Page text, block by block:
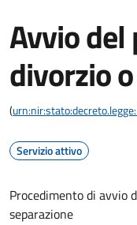
Avvio
divorzio
(
Servizio attivo
Procedimento di avvio
separazione